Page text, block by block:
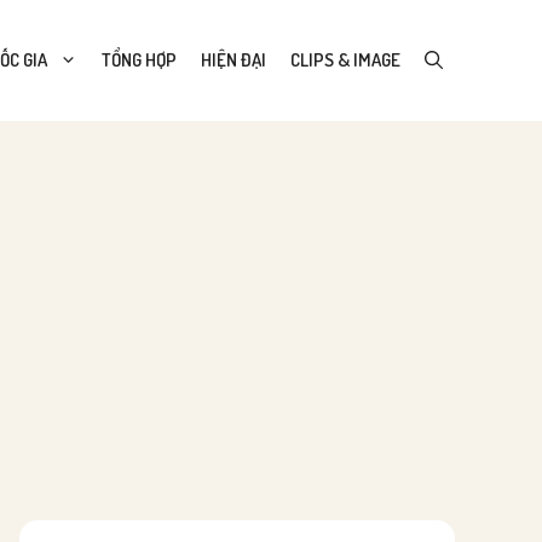
GIA TỔNG HỢP HIỆN ĐẠI CLIPS & IMAGE